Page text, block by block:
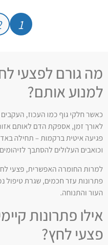
1
מה גורם לפצעי
למנוע אותם?
כאשר חלקי גוף כמו העכוז,
לאורך זמן, אספקת הדם לאותם
פגיעה איטית ברקמות – תחילה
וכואבים העלולים להסתבך
למרות החומרה האפשרית, פצעי
פתרונות עזר חכמים, שגרת טיפול
העור והתנוחה.
אילו פתרונות
פצעי לחץ?